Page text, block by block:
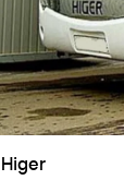
Higer